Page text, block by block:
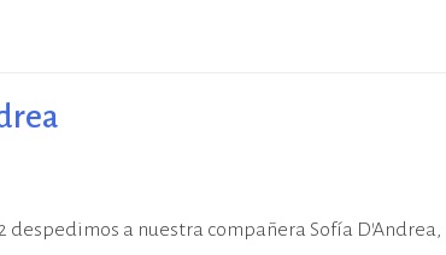
a nuestra compañera Sofía